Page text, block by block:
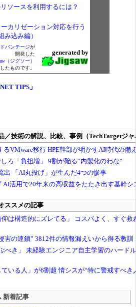
ソースを利用するには？
ーカリゼーション対応を行う
み込み編）
バンテージが
開発した
（ジグソー）
たものです。
generated by
TIPS」
新着記事